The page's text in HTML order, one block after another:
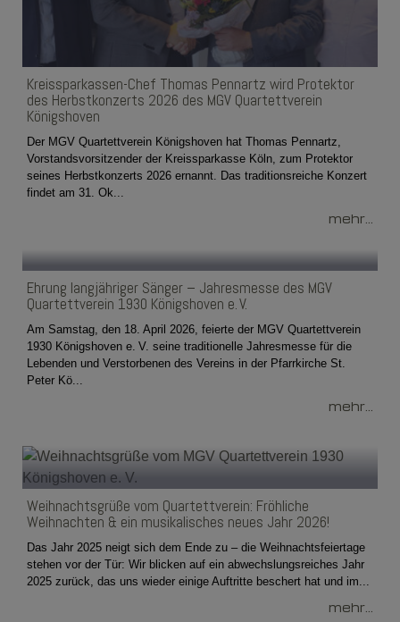
Kreissparkassen-Chef Thomas Pennartz wird Protektor
des Herbstkonzerts 2026 des MGV Quartettverein
Königshoven
Der MGV Quartettverein Königshoven hat Thomas Pennartz,
Vorstandsvorsitzender der Kreissparkasse Köln, zum Protektor
seines Herbstkonzerts 2026 ernannt. Das traditionsreiche Konzert
findet am 31. Ok...
mehr...
Ehrung langjähriger Sänger – Jahresmesse des MGV
Quartettverein 1930 Königshoven e. V.
Am Samstag, den 18. April 2026, feierte der MGV Quartettverein
1930 Königshoven e. V. seine traditionelle Jahresmesse für die
Lebenden und Verstorbenen des Vereins in der Pfarrkirche St.
Peter Kö...
mehr...
Weihnachtsgrüße vom Quartettverein: Fröhliche
Weihnachten & ein musikalisches neues Jahr 2026!
Das Jahr 2025 neigt sich dem Ende zu – die Weihnachtsfeiertage
stehen vor der Tür: Wir blicken auf ein abwechslungsreiches Jahr
2025 zurück, das uns wieder einige Auftritte beschert hat und im...
mehr...